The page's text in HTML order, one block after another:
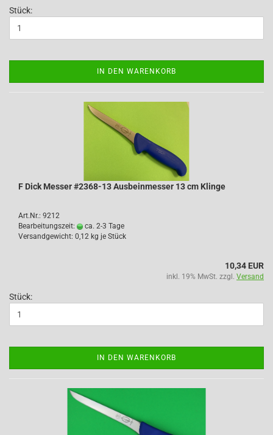
Stück:
IN DEN WARENKORB
F Dick Messer #2368-13 Ausbeinmesser 13 cm Klinge
Art.Nr.: 9212
Bearbeitungszeit:
ca. 2-3 Tage
Versandgewicht: 0,12 kg je Stück
10,34 EUR
inkl. 19% MwSt. zzgl. Versand
Stück:
IN DEN WARENKORB